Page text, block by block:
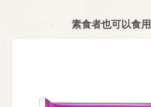
素食者也可以食用